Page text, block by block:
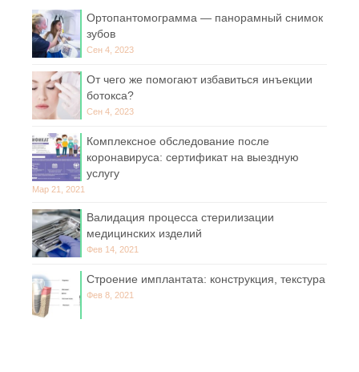
Ортопантомограмма — панорамный снимок
зубов
Сен 4, 2023
От чего же помогают избавиться инъекции
ботокса?
Сен 4, 2023
Комплексное обследование после
коронавируса: сертификат на выездную
услугу
Мар 21, 2021
Валидация процесса стерилизации
медицинских изделий
Фев 14, 2021
Строение имплантата: конструкция, текстура
Фев 8, 2021